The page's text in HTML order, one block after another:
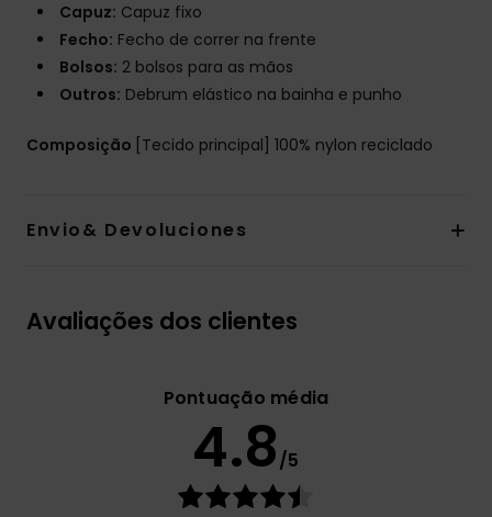
Capuz: Capuz fixo
Fecho: Fecho de correr na frente
Bolsos: 2 bolsos para as mãos
Outros: Debrum elástico na bainha e punho
Composição [Tecido principal] 100% nylon reciclado
Envio& Devoluciones
Avaliações dos clientes
Pontuação média
4.8/5